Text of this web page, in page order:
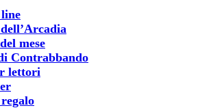
mese
Contrabbando
lettori